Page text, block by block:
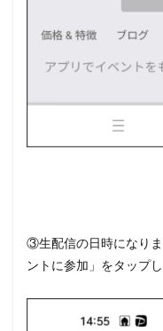
③生配信の日時になり
ントに参加」をタップし